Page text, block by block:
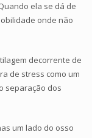
ela se dá de
onde não
decorrente de
de stress como um
separação dos
um lado do osso